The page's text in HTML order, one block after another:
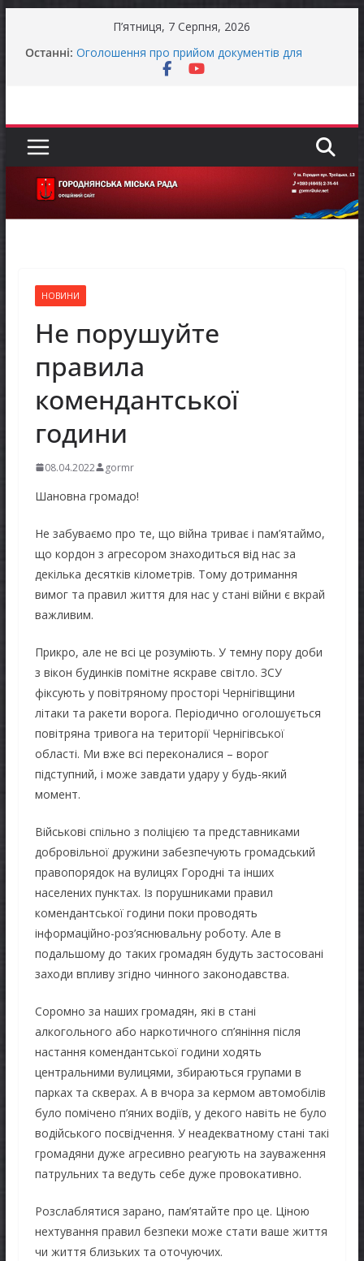
П’ятниця, 7 Серпня, 2026
Останні: Оголошення про прийом документів для
присудження Премії Кабінету Міністрів України
Продовжується реалізація програми «Діалог
Батьки майбутніх першокласників уже можуть
оформити «Пакунок школяра»
Останніми днями погода випробовує жителів
громади справжньою літньою спекою
НОВИНИ
Не порушуйте
правила
комендантської
години
08.04.2022 gormr
Шановна громадо!
Не забуваємо про те, що війна триває і пам’ятаймо,
що кордон з агресором знаходиться від нас за
декілька десятків кілометрів. Тому дотримання
вимог та правил життя для нас у стані війни є вкрай
важливим.
Прикро, але не всі це розуміють. У темну пору доби
з вікон будинків помітне яскраве світло. ЗСУ
фіксують у повітряному просторі Чернігівщини
літаки та ракети ворога. Періодично оголошується
повітряна тривога на території Чернігівської
області. Ми вже всі переконалися – ворог
підступний, і може завдати удару у будь-який
момент.
Військові спільно з поліцією та представниками
добровільної дружини забезпечують громадський
правопорядок на вулицях Городні та інших
населених пунктах. Із порушниками правил
комендантської години поки проводять
інформаційно-роз’яснювальну роботу. Але в
подальшому до таких громадян будуть застосовані
заходи впливу згідно чинного законодавства.
Соромно за наших громадян, які в стані
алкогольного або наркотичного сп’яніння після
настання комендантської години ходять
центральними вулицями, збираються групами в
парках та скверах. А в вчора за кермом автомобілів
було помічено п’яних водіїв, у декого навіть не було
водійського посвідчення. У неадекватному стані такі
громадяни дуже агресивно реагують на зауваження
патрульних та ведуть себе дуже провокативно.
Розслаблятися зарано, пам’ятайте про це. Ціною
нехтування правил безпеки може стати ваше життя
чи життя близьких та оточуючих.